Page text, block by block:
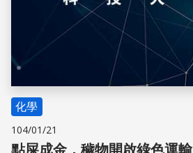
化學
104/01/21
點屎成金，穢物開啟綠色運